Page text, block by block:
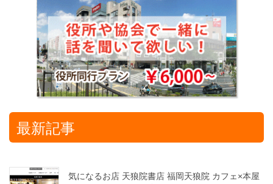
最新記事
気になるお店 天狼院書店 福岡天狼院 カフェ×本屋